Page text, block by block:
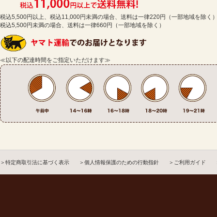
税込5,500円以上、税込11,000円未満の場合、送料は一律220円（一部地域を除く
税込5,500円未満の場合、送料は一律660円（一部地域を除く）
≪以下の配達時間をご指定いただけます≫
＞特定商取引法に基づく表示 ＞個人情報保護のための行動指針 ＞ご利用ガイド